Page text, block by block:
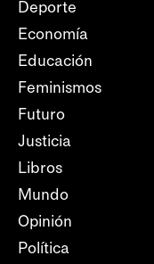
Deporte
Economía
Educación
Feminismos
Futuro
Justicia
Libros
Mundo
Opinión
Política